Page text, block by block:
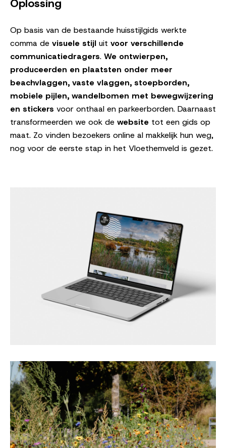
Oplossing
Op basis van de bestaande huisstijlgids werkte
comma de visuele stijl uit voor verschillende
communicatiedragers. We ontwierpen,
produceerden en plaatsten onder meer
beachvlaggen, vaste vlaggen, stoepborden,
mobiele pijlen, wandelbomen met bewegwijzering
en stickers voor onthaal en parkeerborden. Daarnaast
transformeerden we ook de website tot een gids op
maat. Zo vinden bezoekers online al makkelijk hun weg,
nog voor de eerste stap in het Vloethemveld is gezet.